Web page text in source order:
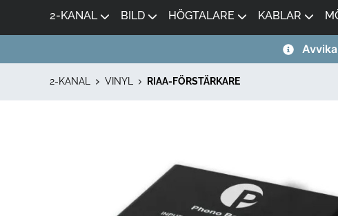
2-KANAL BILD HÖGTALARE KABLAR
2-KANAL VINYL RIAA-FÖRSTÄRKARE